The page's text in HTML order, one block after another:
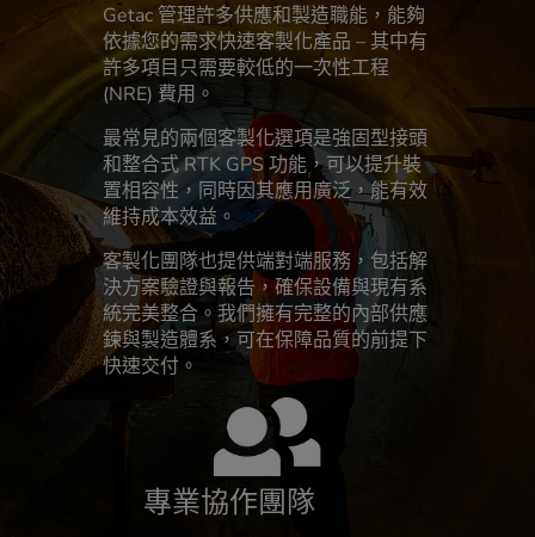
Getac 管理許多供應和製造職能，能夠
依據您的需求快速客製化產品 – 其中有
許多項目只需要較低的一次性工程
(NRE) 費用。
最常見的兩個客製化選項是強固型接頭
和整合式 RTK GPS 功能，可以提升裝
置相容性，同時因其應用廣泛，能有效
維持成本效益。
客製化團隊也提供端對端服務，包括解
決方案驗證與報告，確保設備與現有系
統完美整合。我們擁有完整的內部供應
鍊與製造體系，可在保障品質的前提下
快速交付。
專業協作團隊